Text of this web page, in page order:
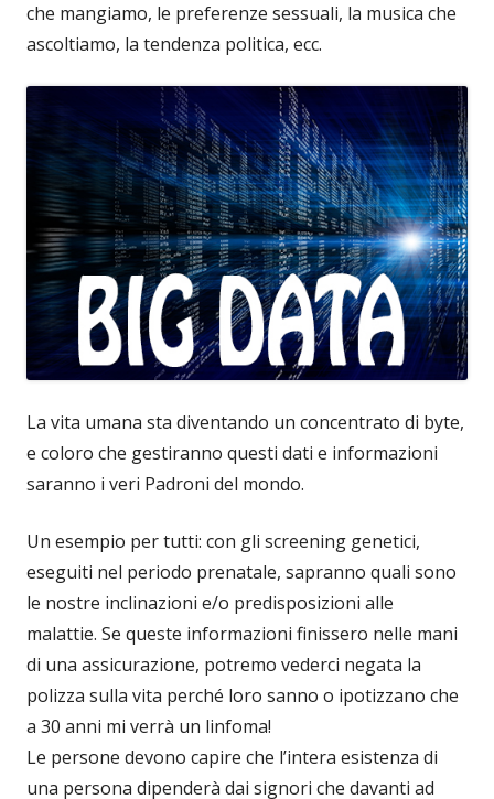
che mangiamo, le preferenze sessuali, la musica che
ascoltiamo, la tendenza politica, ecc.
La vita umana sta diventando un concentrato di byte,
e coloro che gestiranno questi dati e informazioni
saranno i veri Padroni del mondo.
Un esempio per tutti: con gli screening genetici,
eseguiti nel periodo prenatale, sapranno quali sono
le nostre inclinazioni e/o predisposizioni alle
malattie. Se queste informazioni finissero nelle mani
di una assicurazione, potremo vederci negata la
polizza sulla vita perché loro sanno o ipotizzano che
a 30 anni mi verrà un linfoma!
Le persone devono capire che l’intera esistenza di
una persona dipenderà dai signori che davanti ad